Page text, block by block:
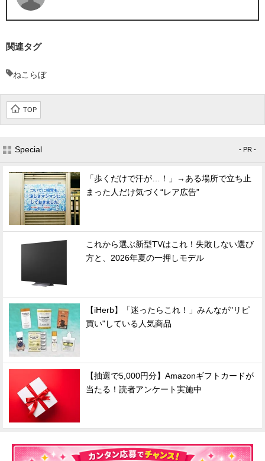
関連タグ
ねこらぼ
TOP
Special - PR -
「歩くだけで汗が…！」→ある場所で立ち止
まった人だけ気づく“レア広告”
これから選ぶ新型TVはこれ！失敗しない選び
方と、2026年夏の一押しモデル
【iHerb】「迷ったらこれ！」みんなが"リピ
買い"している人気商品
【抽選で5,000円分】Amazonギフトカードが
当たる！読者アンケート実施中